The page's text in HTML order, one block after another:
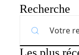
Recherche